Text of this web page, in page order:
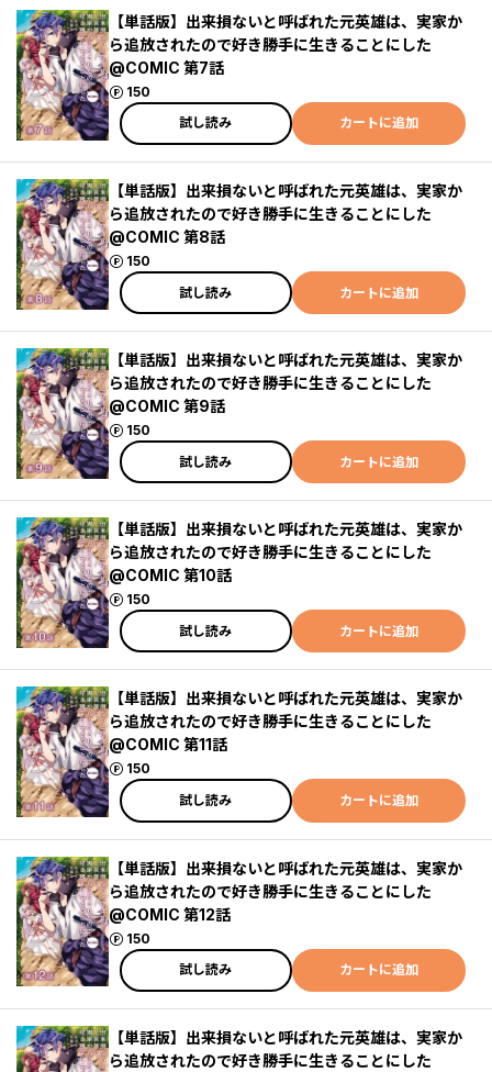
【単話版】出来損ないと呼ばれた元英雄は、実家か
ら追放されたので好き勝手に生きることにした
@COMIC 第7話
150
ポイント
試し読み
カートに追加
【単話版】出来損ないと呼ばれた元英雄は、実家か
ら追放されたので好き勝手に生きることにした
@COMIC 第8話
150
ポイント
試し読み
カートに追加
【単話版】出来損ないと呼ばれた元英雄は、実家か
ら追放されたので好き勝手に生きることにした
@COMIC 第9話
150
ポイント
試し読み
カートに追加
【単話版】出来損ないと呼ばれた元英雄は、実家か
ら追放されたので好き勝手に生きることにした
@COMIC 第10話
150
ポイント
試し読み
カートに追加
【単話版】出来損ないと呼ばれた元英雄は、実家か
ら追放されたので好き勝手に生きることにした
@COMIC 第11話
150
ポイント
試し読み
カートに追加
【単話版】出来損ないと呼ばれた元英雄は、実家か
ら追放されたので好き勝手に生きることにした
@COMIC 第12話
150
ポイント
試し読み
カートに追加
【単話版】出来損ないと呼ばれた元英雄は、実家か
ら追放されたので好き勝手に生きることにした